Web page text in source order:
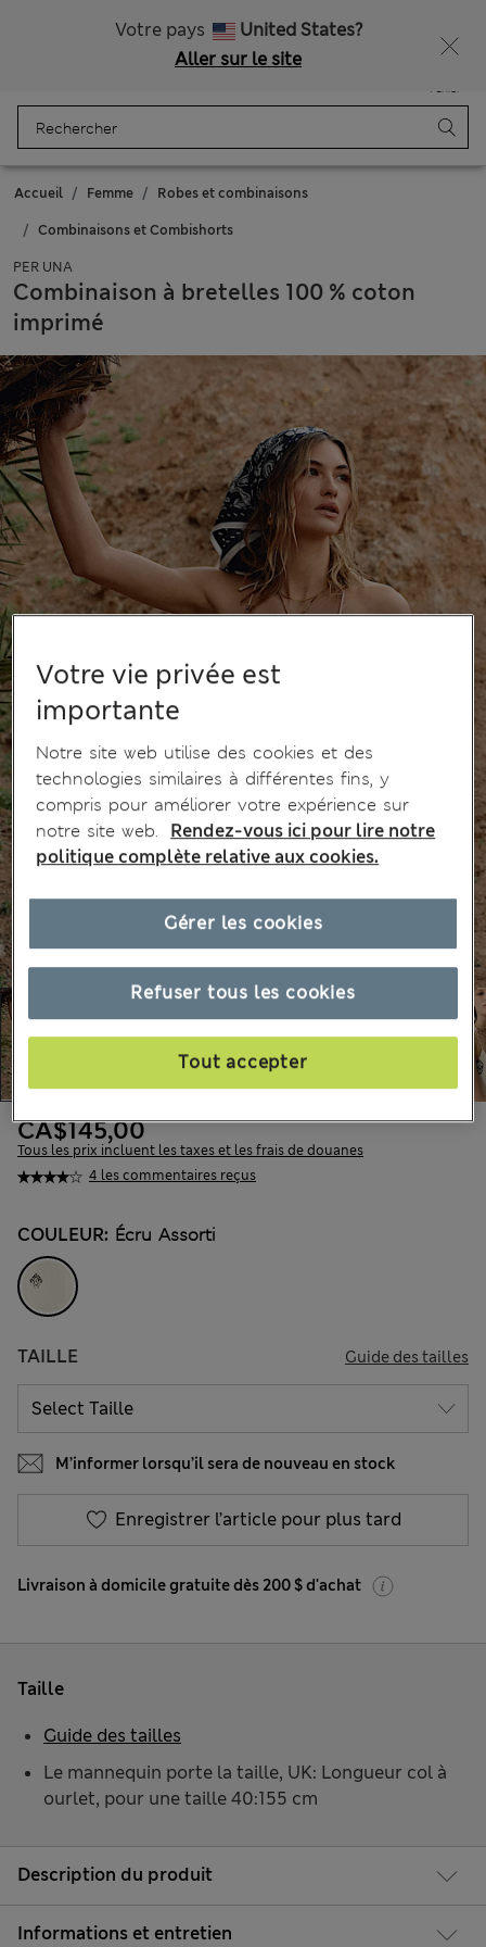
Votre pays
United States?
Aller sur le site
Panier
Accueil Femme Robes et combinaisons
Combinaisons et Combishorts
PER UNA
Combinaison à bretelles 100 % coton
imprimé
4 les commentaires reçus
CA$145,00
Tous les prix incluent les taxes et les frais de douanes
COULEUR: Écru Assorti
TAILLE Guide des tailles
M’informer lorsqu’il sera de nouveau en stock
Enregistrer l’article pour plus tard
Livraison à domicile gratuite dès 200 $ d'achat
Description du produit
Informations et entretien
Taille
Le mannequin porte la taille, UK: Longueur col à
ourlet, pour une taille 40:155 cm
Guide des tailles
Votre vie privée est
importante
Notre site web utilise des cookies et des
technologies similaires à différentes fins, y
compris pour améliorer votre expérience sur
notre site web.
Rendez-vous ici pour lire notre
politique complète relative aux cookies.
Refuser tous les cookies
Tout accepter
Gérer les cookies